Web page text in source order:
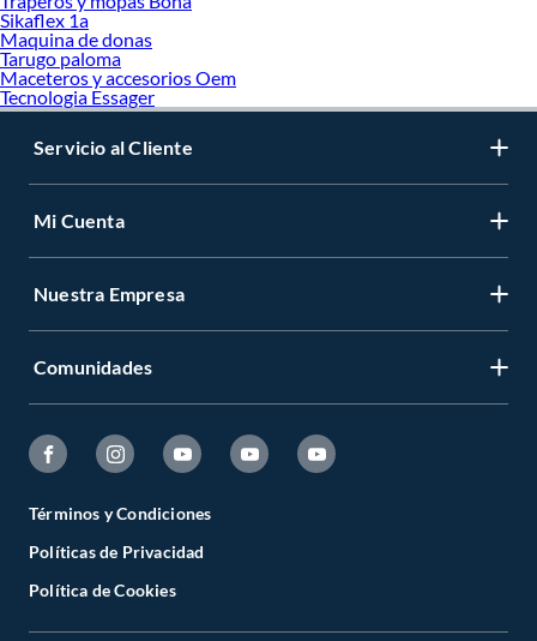
Sikaflex 1a
Maquina de donas
Tarugo paloma
Maceteros y accesorios Oem
Tecnologia Essager
Servicio al Cliente
Mi Cuenta
Nuestra Empresa
Comunidades
Términos y Condiciones
Políticas de Privacidad
Política de Cookies